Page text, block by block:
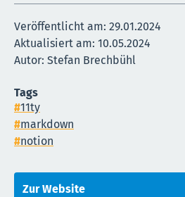
Veröffentlicht am: 29.01.2024
Aktualisiert am: 10.05.2024
Autor: Stefan Brechbühl
Tags
11ty
markdown
notion
Zur Website